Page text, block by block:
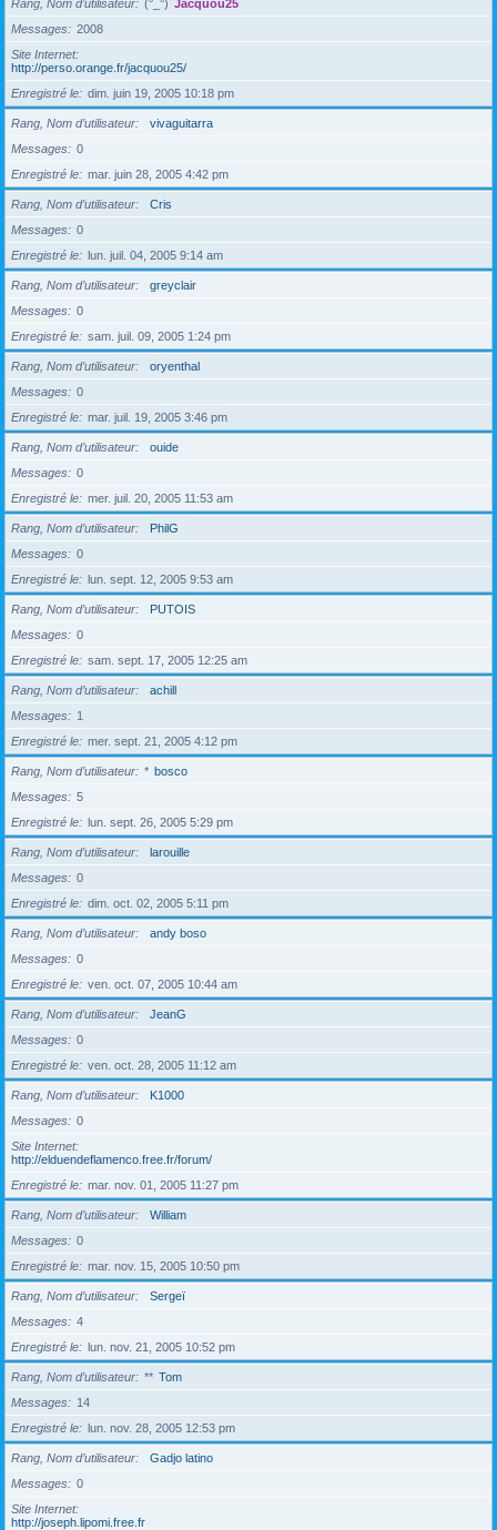
Rang, Nom d’utilisateur (°_°) Jacquou25
Messages
2008
Site Internet
http://perso.orange.fr/jacquou25/
Enregistré le
dim. juin 19, 2005 10:18 pm
Rang, Nom d’utilisateur
vivaguitarra
Messages
0
Enregistré le
mar. juin 28, 2005 4:42 pm
Rang, Nom d’utilisateur
Cris
Messages
0
Enregistré le
lun. juil. 04, 2005 9:14 am
Rang, Nom d’utilisateur
greyclair
Messages
0
Enregistré le
sam. juil. 09, 2005 1:24 pm
Rang, Nom d’utilisateur
oryenthal
Messages
0
Enregistré le
mar. juil. 19, 2005 3:46 pm
Rang, Nom d’utilisateur
ouide
Messages
0
Enregistré le
mer. juil. 20, 2005 11:53 am
Rang, Nom d’utilisateur
PhilG
Messages
0
Enregistré le
lun. sept. 12, 2005 9:53 am
Rang, Nom d’utilisateur
PUTOIS
Messages
0
Enregistré le
sam. sept. 17, 2005 12:25 am
Rang, Nom d’utilisateur
achill
Messages
1
Enregistré le
mer. sept. 21, 2005 4:12 pm
Rang, Nom d’utilisateur * bosco
Messages
5
Enregistré le
lun. sept. 26, 2005 5:29 pm
Rang, Nom d’utilisateur
larouille
Messages
0
Enregistré le
dim. oct. 02, 2005 5:11 pm
Rang, Nom d’utilisateur
andy boso
Messages
0
Enregistré le
ven. oct. 07, 2005 10:44 am
Rang, Nom d’utilisateur
JeanG
Messages
0
Enregistré le
ven. oct. 28, 2005 11:12 am
Rang, Nom d’utilisateur
K1000
Messages
0
Site Internet
http://elduendeflamenco.free.fr/forum/
Enregistré le
mar. nov. 01, 2005 11:27 pm
Rang, Nom d’utilisateur
William
Messages
0
Enregistré le
mar. nov. 15, 2005 10:50 pm
Rang, Nom d’utilisateur
Sergeï
Messages
4
Enregistré le
lun. nov. 21, 2005 10:52 pm
Rang, Nom d’utilisateur ** Tom
Messages
14
Enregistré le
lun. nov. 28, 2005 12:53 pm
Rang, Nom d’utilisateur
Gadjo latino
Messages
0
Site Internet
http://joseph.lipomi.free.fr